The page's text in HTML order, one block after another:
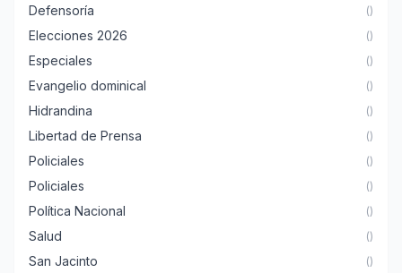
Defensoría ()
Elecciones 2026 ()
Especiales ()
Evangelio dominical ()
Hidrandina ()
Libertad de Prensa ()
Policiales ()
Policiales ()
Política Nacional ()
Salud ()
San Jacinto ()